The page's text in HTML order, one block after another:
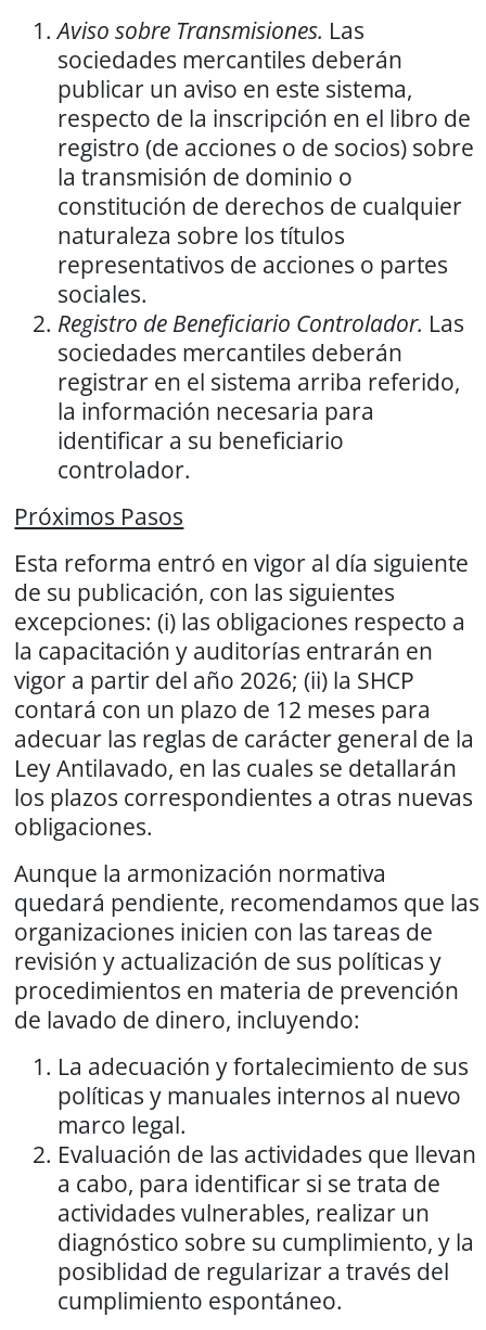
Aviso sobre Transmisiones. Las
sociedades mercantiles deberán
publicar un aviso en este sistema,
respecto de la inscripción en el libro de
registro (de acciones o de socios) sobre
la transmisión de dominio o
constitución de derechos de cualquier
naturaleza sobre los títulos
representativos de acciones o partes
sociales.
Registro de Beneficiario Controlador. Las
sociedades mercantiles deberán
registrar en el sistema arriba referido,
la información necesaria para
identificar a su beneficiario
controlador.
Próximos Pasos
Esta reforma entró en vigor al día siguiente
de su publicación, con las siguientes
excepciones: (i) las obligaciones respecto a
la capacitación y auditorías entrarán en
vigor a partir del año 2026; (ii) la SHCP
contará con un plazo de 12 meses para
adecuar las reglas de carácter general de la
Ley Antilavado, en las cuales se detallarán
los plazos correspondientes a otras nuevas
obligaciones.
Aunque la armonización normativa
quedará pendiente, recomendamos que las
organizaciones inicien con las tareas de
revisión y actualización de sus políticas y
procedimientos en materia de prevención
de lavado de dinero, incluyendo:
La adecuación y fortalecimiento de sus
políticas y manuales internos al nuevo
marco legal.
Evaluación de las actividades que llevan
a cabo, para identificar si se trata de
actividades vulnerables, realizar un
diagnóstico sobre su cumplimiento, y la
posiblidad de regularizar a través del
cumplimiento espontáneo.